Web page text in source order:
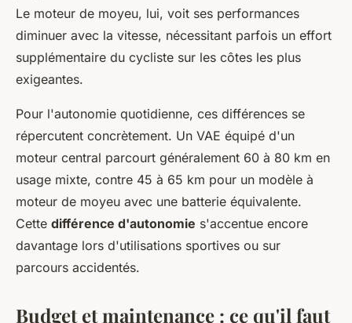
Le moteur de moyeu, lui, voit ses performances
diminuer avec la vitesse, nécessitant parfois un effort
supplémentaire du cycliste sur les côtes les plus
exigeantes.
Pour l'autonomie quotidienne, ces différences se
répercutent concrètement. Un VAE équipé d'un
moteur central parcourt généralement 60 à 80 km en
usage mixte, contre 45 à 65 km pour un modèle à
moteur de moyeu avec une batterie équivalente.
Cette différence d'autonomie s'accentue encore
davantage lors d'utilisations sportives ou sur
parcours accidentés.
Budget et maintenance : ce qu'il faut